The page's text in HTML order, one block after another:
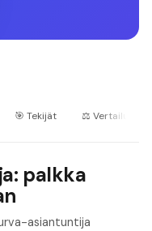
🎯 Tekijät ⚖️ Vertailu
palkka
asiantuntija